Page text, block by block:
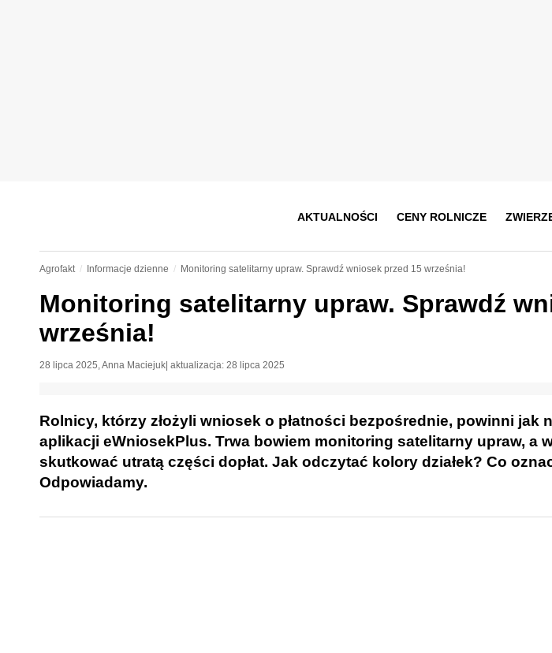
AKTUALNOŚCI CENY ROLNICZE
Agrofakt Informacje dzienne Monitoring satelitarny upraw. Sprawdź wniosek przed 15 września!
Monitoring satelitarny upraw. Sprawdź
września!
28 lipca 2025,Anna Maciejuk| aktualizacja: 28 lipca 2025
Rolnicy, którzy złożyli wniosek o płatności bezpośrednie, powinni jak
aplikacji eWniosekPlus. Trwa bowiem monitoring satelitarny upraw, a
skutkować utratą części dopłat. Jak odczytać kolory działek? Co
Odpowiadamy.